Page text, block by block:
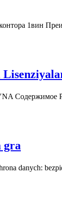
1вин
Содержимое
gra
danych: